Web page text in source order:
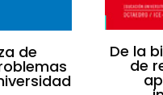
de De la
de